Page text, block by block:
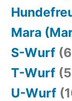
Mara
S-Wurf
T-Wurf
U-Wurf